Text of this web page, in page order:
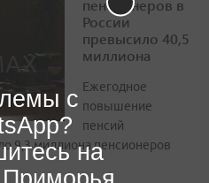
пенсионеров в
России
превысило 40,5
миллиона
Ежегодное
повышение
пенсий
9,3 миллиона пенсионеров
с
на
Приморья